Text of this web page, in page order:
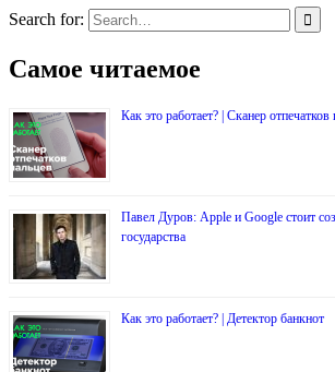
Search for:
Самое читаемое
Как это работает? | Сканер отпечатков
Павел Дуров: Apple и Google стоит
государства
Как это работает? | Детектор банкнот